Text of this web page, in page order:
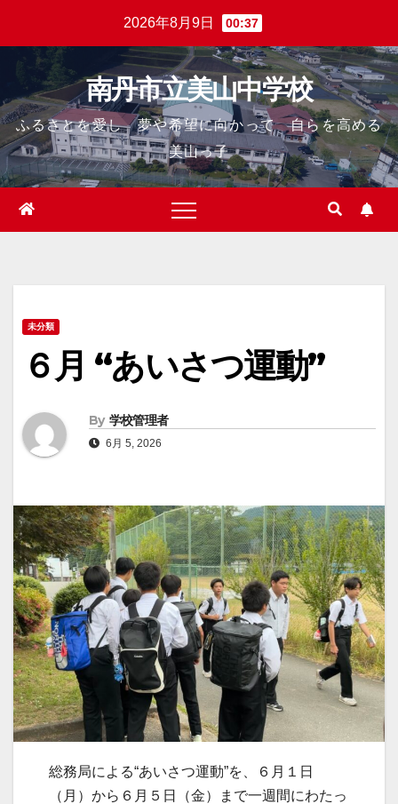
content
2026年8月9日 00:37
南丹市立美山中学校
ふるさとを愛し 夢や希望に向かって 自らを高める
美山っ子
未分類
６月 “あいさつ運動”
By 学校管理者
6月 5, 2026
総務局による“あいさつ運動”を、６月１日
（月）から６月５日（金）まで一週間にわたっ